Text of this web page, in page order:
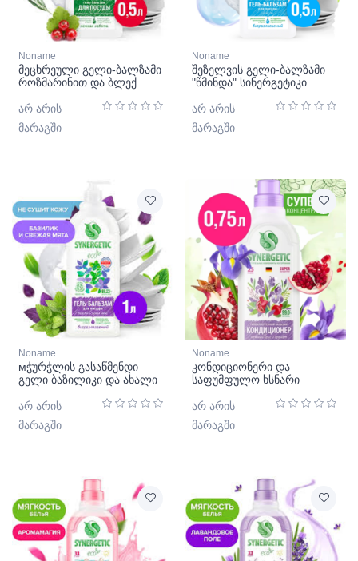
Noname
მეცხრეული გელი-ბალზამი
როზმარინით და ბლექ
სინერგეტიკ
არ არის
მარაგში
Noname
შეზელვის გელი-ბალზამი
"წმინდა" სინერგეტიკი
არ არის
მარაგში
Noname
мჭურჭლის გასაწმენდი
გელი ბაზილიკი და ახალი
არ არის
მარაგში
Noname
კონდიციონერი და
საფუმფულო ხსნარი
"სინერგეტიკი"
არ არის
მარაგში